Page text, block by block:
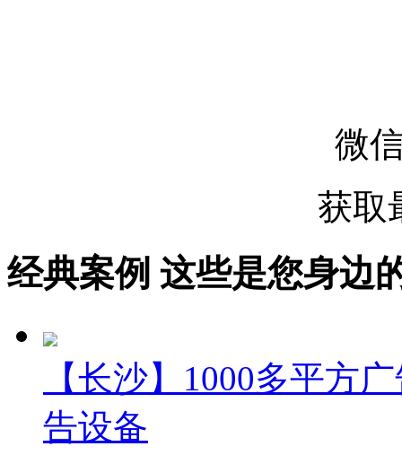
微
获取
经典案例 这些是您身边
【长沙】1000多平方
告设备